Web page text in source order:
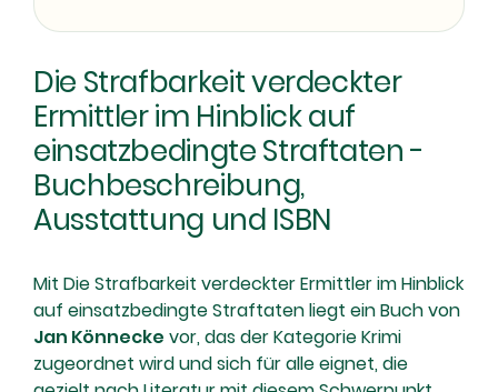
Die Strafbarkeit verdeckter
Ermittler im Hinblick auf
einsatzbedingte Straftaten -
Buchbeschreibung,
Ausstattung und ISBN
Mit Die Strafbarkeit verdeckter Ermittler im Hinblick
auf einsatzbedingte Straftaten liegt ein Buch von
Jan Könnecke vor, das der Kategorie Krimi
zugeordnet wird und sich für alle eignet, die